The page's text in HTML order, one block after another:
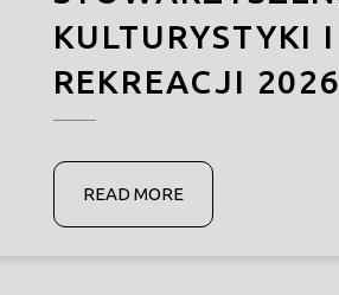
KULTURYSTYKI I
REKREACJI
READ MOREREAD
MORE